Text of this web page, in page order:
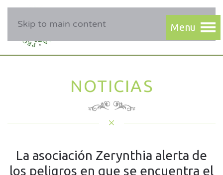
Skip to main content
NOTICIAS
La asociación Zerynthia alerta de
los peligros en que se encuentra el